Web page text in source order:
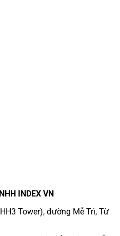
INDEX VN
Tower), đường Mễ Trì, Từ